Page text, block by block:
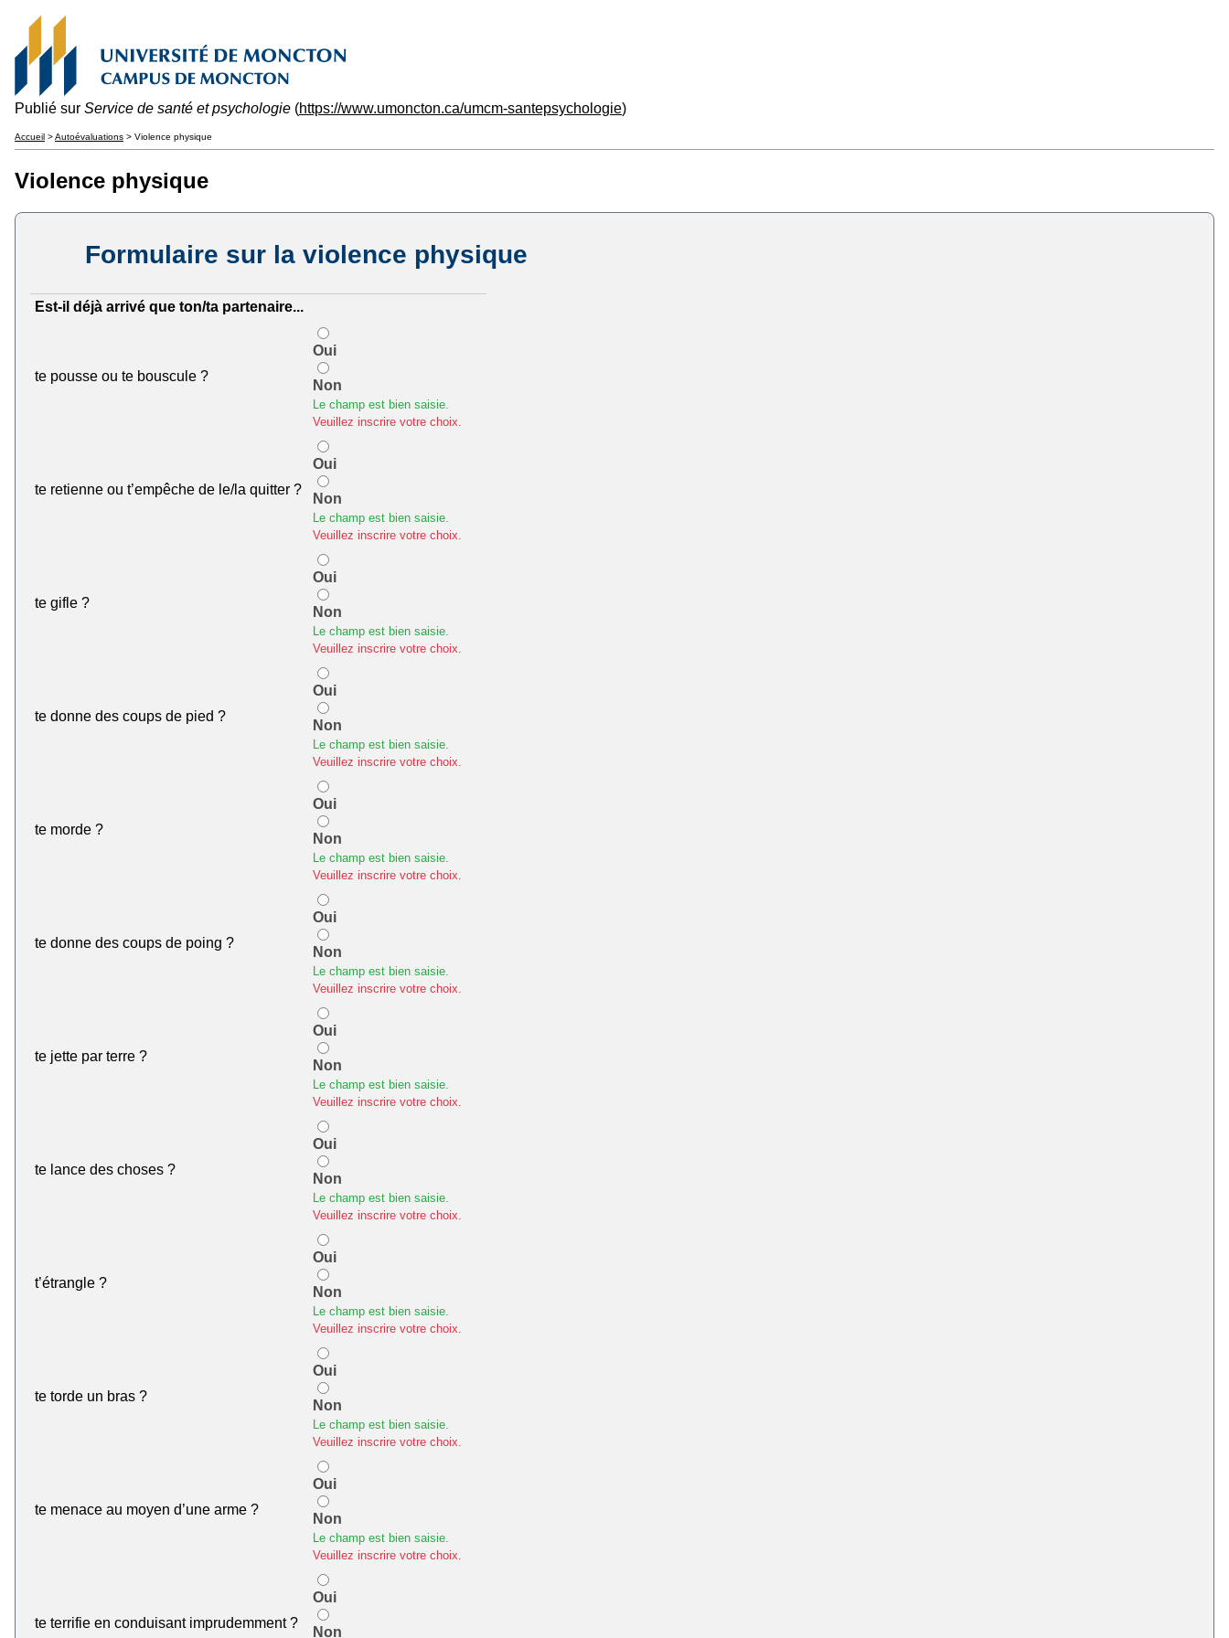
Publié sur Service de santé et psychologie (https://www.umoncton.ca/umcm-santepsychologie)
Accueil >Autoévaluations > Violence physique
Violence physique
Formulaire sur la violence physique
Est-il déjà arrivé que ton/ta partenaire...
te pousse ou te bouscule ?
Oui
Non
Le champ est bien saisie.
Veuillez inscrire votre choix.
te retienne ou t’empêche de le/la quitter ?
Oui
Non
Le champ est bien saisie.
Veuillez inscrire votre choix.
te gifle ?
Oui
Non
Le champ est bien saisie.
Veuillez inscrire votre choix.
te donne des coups de pied ?
Oui
Non
Le champ est bien saisie.
Veuillez inscrire votre choix.
te morde ?
Oui
Non
Le champ est bien saisie.
Veuillez inscrire votre choix.
te donne des coups de poing ?
Oui
Non
Le champ est bien saisie.
Veuillez inscrire votre choix.
te jette par terre ?
Oui
Non
Le champ est bien saisie.
Veuillez inscrire votre choix.
te lance des choses ?
Oui
Non
Le champ est bien saisie.
Veuillez inscrire votre choix.
t’étrangle ?
Oui
Non
Le champ est bien saisie.
Veuillez inscrire votre choix.
te torde un bras ?
Oui
Non
Le champ est bien saisie.
Veuillez inscrire votre choix.
te menace au moyen d’une arme ?
Oui
Non
Le champ est bien saisie.
Veuillez inscrire votre choix.
te terrifie en conduisant imprudemment ?
Oui
Non